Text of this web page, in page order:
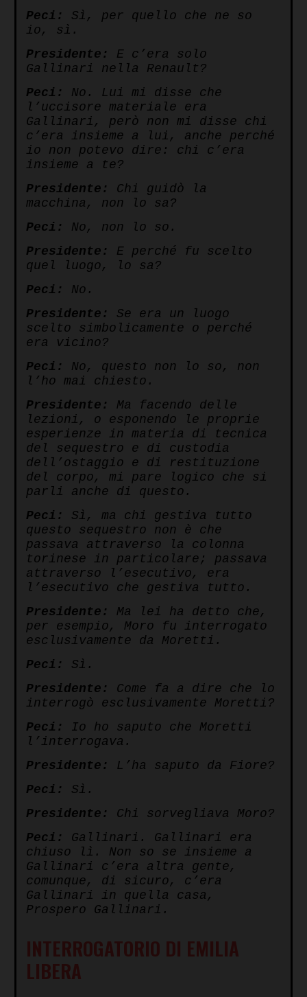
Peci:
Sì, per quello che ne so
io, sì.
Presidente:
E c’era solo
Gallinari nella Renault?
Peci:
No. Lui mi disse che
l’uccisore materiale era
Gallinari, però non mi disse chi
c’era insieme a lui, anche perché
io non potevo dire: chi c’era
insieme a te?
Presidente:
Chi guidò la
macchina, non lo sa?
Peci:
No, non lo so.
Presidente:
E perché fu scelto
quel luogo, lo sa?
Peci:
No.
Presidente:
Se era un luogo
scelto simbolicamente o perché
era vicino?
Peci:
No, questo non lo so, non
l’ho mai chiesto.
Presidente:
Ma facendo delle
lezioni, o esponendo le proprie
esperienze in materia di tecnica
del sequestro e di custodia
dell’ostaggio e di restituzione
del corpo, mi pare logico che si
parli anche di questo.
Peci:
Sì, ma chi gestiva tutto
questo sequestro non è che
passava attraverso la colonna
torinese in particolare; passava
attraverso l’esecutivo, era
l’esecutivo che gestiva tutto.
Presidente:
Ma lei ha detto che,
per esempio, Moro fu interrogato
esclusivamente da Moretti.
Peci:
Sì.
Presidente:
Come fa a dire che lo
interrogò esclusivamente Moretti?
Peci:
Io ho saputo che Moretti
l’interrogava.
Presidente:
L’ha saputo da Fiore?
Peci:
Sì.
Presidente:
Chi sorvegliava Moro?
Peci:
Gallinari. Gallinari era
chiuso lì. Non so se insieme a
Gallinari c’era altra gente,
comunque, di sicuro, c’era
Gallinari in quella casa,
Prospero Gallinari.
INTERROGATORIO DI EMILIA
LIBERA